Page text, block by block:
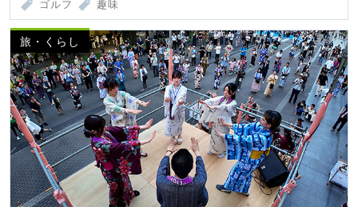
ゴルフ 趣味
旅・くらし